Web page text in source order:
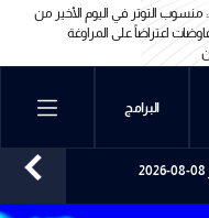
مصادر مقربة من رئاسة الوفد
الإسرائيلي "من شو مستغربين" أعطونا
الإسرائيلي "من شو مستغربين" أعطونا
تكمن لها إسرائيل وقد أعدّت عدّتها
البرامج